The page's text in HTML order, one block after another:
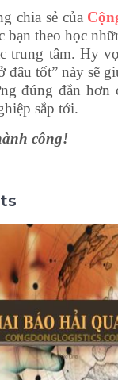
chia sẻ của
bạn theo học
trung tâm. Hy
đâu tốt” này sẽ
đúng đắn hơn
sắp tới.
công!